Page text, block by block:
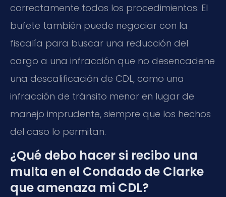
correctamente todos los procedimientos. El
bufete también puede negociar con la
fiscalía para buscar una reducción del
cargo a una infracción que no desencadene
una descalificación de CDL, como una
infracción de tránsito menor en lugar de
manejo imprudente, siempre que los hechos
del caso lo permitan.
¿Qué debo hacer si recibo una
multa en el Condado de Clarke
que amenaza mi CDL?